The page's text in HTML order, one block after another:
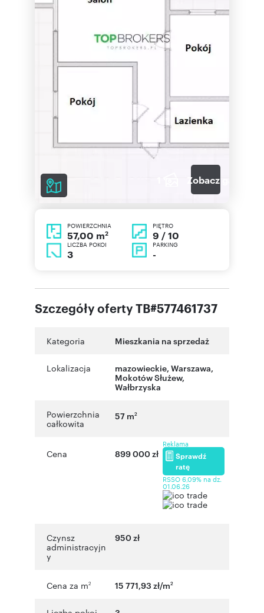
Zobacz galerię
POWIERZCHNIA
57,00 m2
PIĘTRO
9 / 10
LICZBA POKOI
3
PARKING
-
Szczegóły oferty TB#577461737
Kategoria Mieszkania na sprzedaż
Lokalizacja mazowieckie, Warszawa,
Mokotów Służew,
Wałbrzyska
Powierzchnia
całkowita
57 m2
Cena 899 000 zł
Reklama
Sprawdź
ratę
RSSO 6,09% na dz.
01.06.26
Czynsz
administracyjn
y
950 zł
Cena za m2 15 771,93 zł/m2